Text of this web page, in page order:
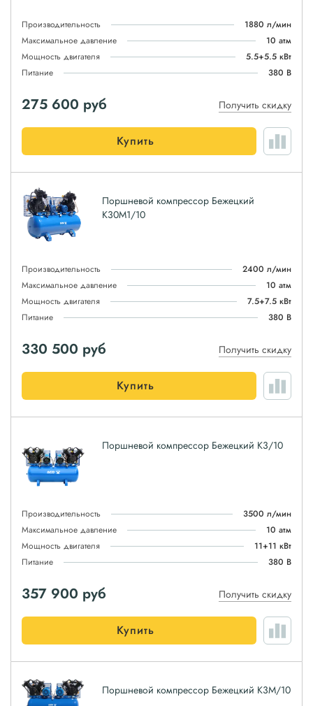
Производительность
1880 л/мин
Максимальное давление
10 атм
Мощность двигателя
5.5+5.5 кВт
Питание
380 В
275 600 руб Получить скидку
Купить
Поршневой компрессор Бежецкий
К30М1/10
Производительность
2400 л/мин
Максимальное давление
10 атм
Мощность двигателя
7.5+7.5 кВт
Питание
380 В
330 500 руб Получить скидку
Купить
Поршневой компрессор Бежецкий К3/10
Производительность
3500 л/мин
Максимальное давление
10 атм
Мощность двигателя
11+11 кВт
Питание
380 В
357 900 руб Получить скидку
Купить
Поршневой компрессор Бежецкий К3М/10